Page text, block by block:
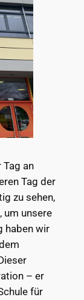
an
Tag der
zu sehen,
um unsere
haben wir
– er
für